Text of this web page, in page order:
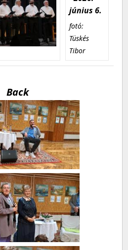
június 6.
fotó:
Tüskés
Tibor
Back